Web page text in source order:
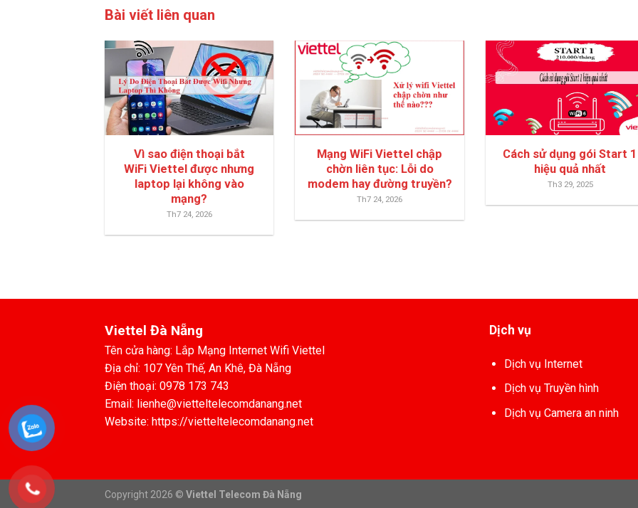
Bài viết liên quan
Vì sao điện thoại bắt
WiFi Viettel được nhưng
laptop lại không vào
mạng?
Th7 24, 2026
Mạng WiFi Viettel chập
chờn liên tục: Lỗi do
modem hay đường truyền?
Th7 24, 2026
Cách sử dụng gói Start 1
hiệu quả nhất
Th3 29, 2025
Viettel Đà Nẵng
Tên cửa hàng: Lắp Mạng Internet Wifi Viettel
Địa chỉ: 107 Yên Thế, An Khê, Đà Nẵng
Điện thoại: 0978 173 743
Email: lienhe@vietteltelecomdanang.net
Website: https://vietteltelecomdanang.net
Dịch vụ
Dịch vụ Internet
Dịch vụ Truyền hình
Dịch vụ Camera an ninh
Copyright 2026 © Viettel Telecom Đà Nẵng